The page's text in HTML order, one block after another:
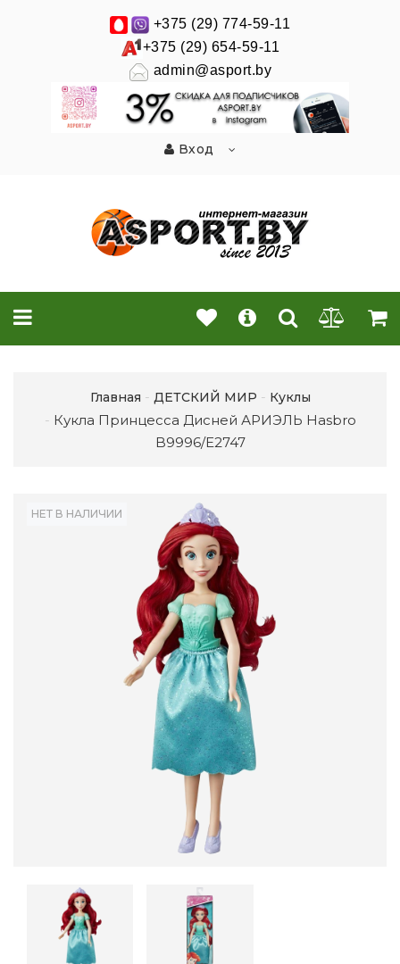
+375 (29) 774-59-11
+375 (29) 654-59-11
admin@asport.by
Вход
Главная ДЕТСКИЙ МИР Куклы
Кукла Принцесса Дисней АРИЭЛЬ Hasbro
B9996/E2747
НЕТ В НАЛИЧИИ